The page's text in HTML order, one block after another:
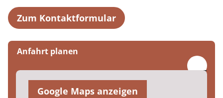
Zum Kontaktformular
Anfahrt planen
Google Maps anzeigen